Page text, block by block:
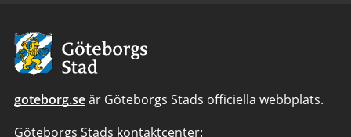
Avsändare:
Göteborgs
Stad
goteborg.seär Göteborgs Stads officiella webbplats.
Göteborgs Stads kontaktcenter: